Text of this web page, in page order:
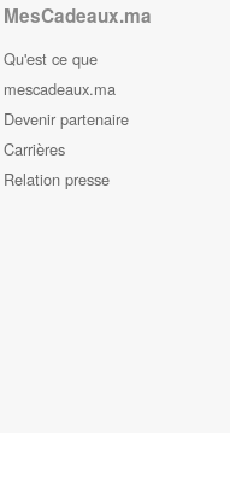
MesCadeaux.ma
Qu'est ce que
mescadeaux.ma
Devenir partenaire
Carrières
Relation presse